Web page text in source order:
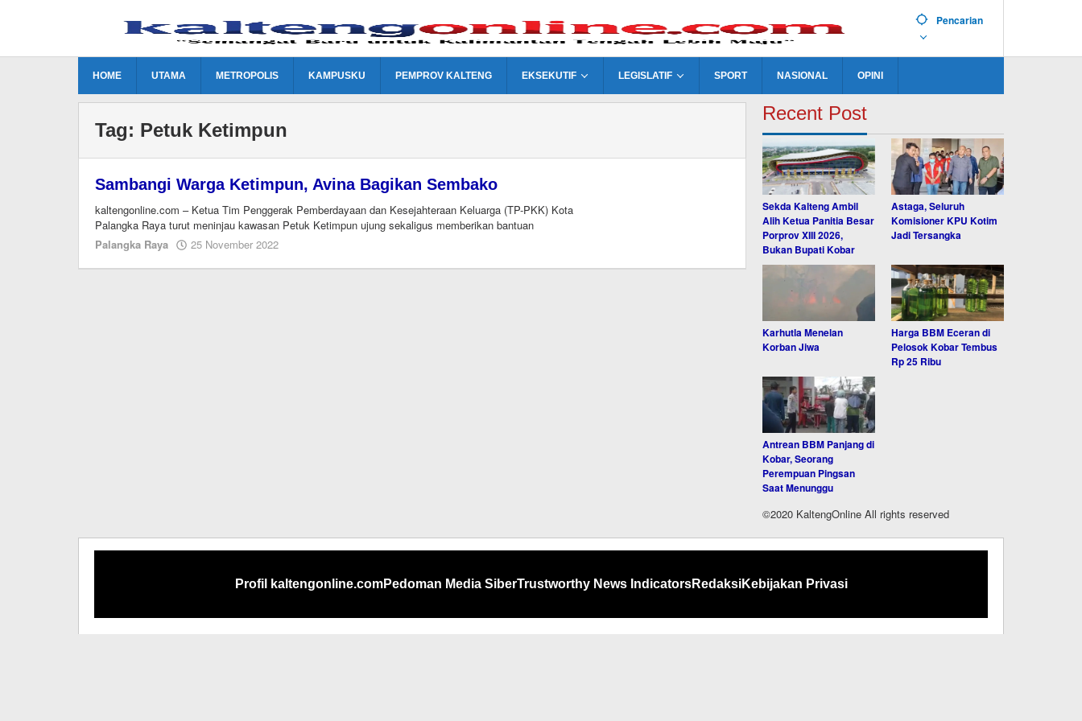
Pencarian
HOME UTAMA METROPOLIS KAMPUSKU PEMPROV KALTENG EKSEKUTIF LEGISLATIF SPORT NASIONAL OPINI
Tag: Petuk Ketimpun
Sambangi Warga Ketimpun, Avina Bagikan Sembako
kaltengonline.com – Ketua Tim Penggerak Pemberdayaan dan Kesejahteraan Keluarga (TP-PKK) Kota
Palangka Raya turut meninjau kawasan Petuk Ketimpun ujung sekaligus memberikan bantuan
Palangka Raya
25 November 2022
Recent Post
Sekda Kalteng Ambil
Alih Ketua Panitia Besar
Porprov XIII 2026,
Bukan Bupati Kobar
Astaga, Seluruh
Komisioner KPU Kotim
Jadi Tersangka
Karhutla Menelan
Korban Jiwa
Harga BBM Eceran di
Pelosok Kobar Tembus
Rp 25 Ribu
Antrean BBM Panjang di
Kobar, Seorang
Perempuan Pingsan
Saat Menunggu
©2020 KaltengOnline All rights reserved
Profil kaltengonline.comPedoman Media SiberTrustworthy News IndicatorsRedaksiKebijakan Privasi